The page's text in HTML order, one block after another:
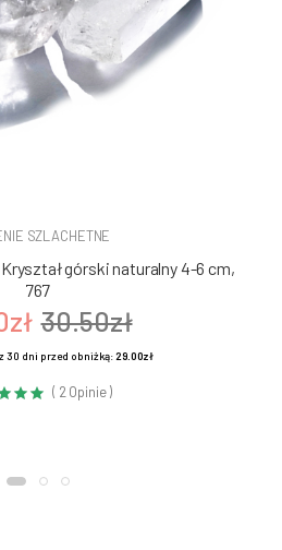
SZLACHETNE
górski naturalny 4-6 cm,
767
30.50zł
30 dni przed obniżką:29.00zł
( 2 Opinie )